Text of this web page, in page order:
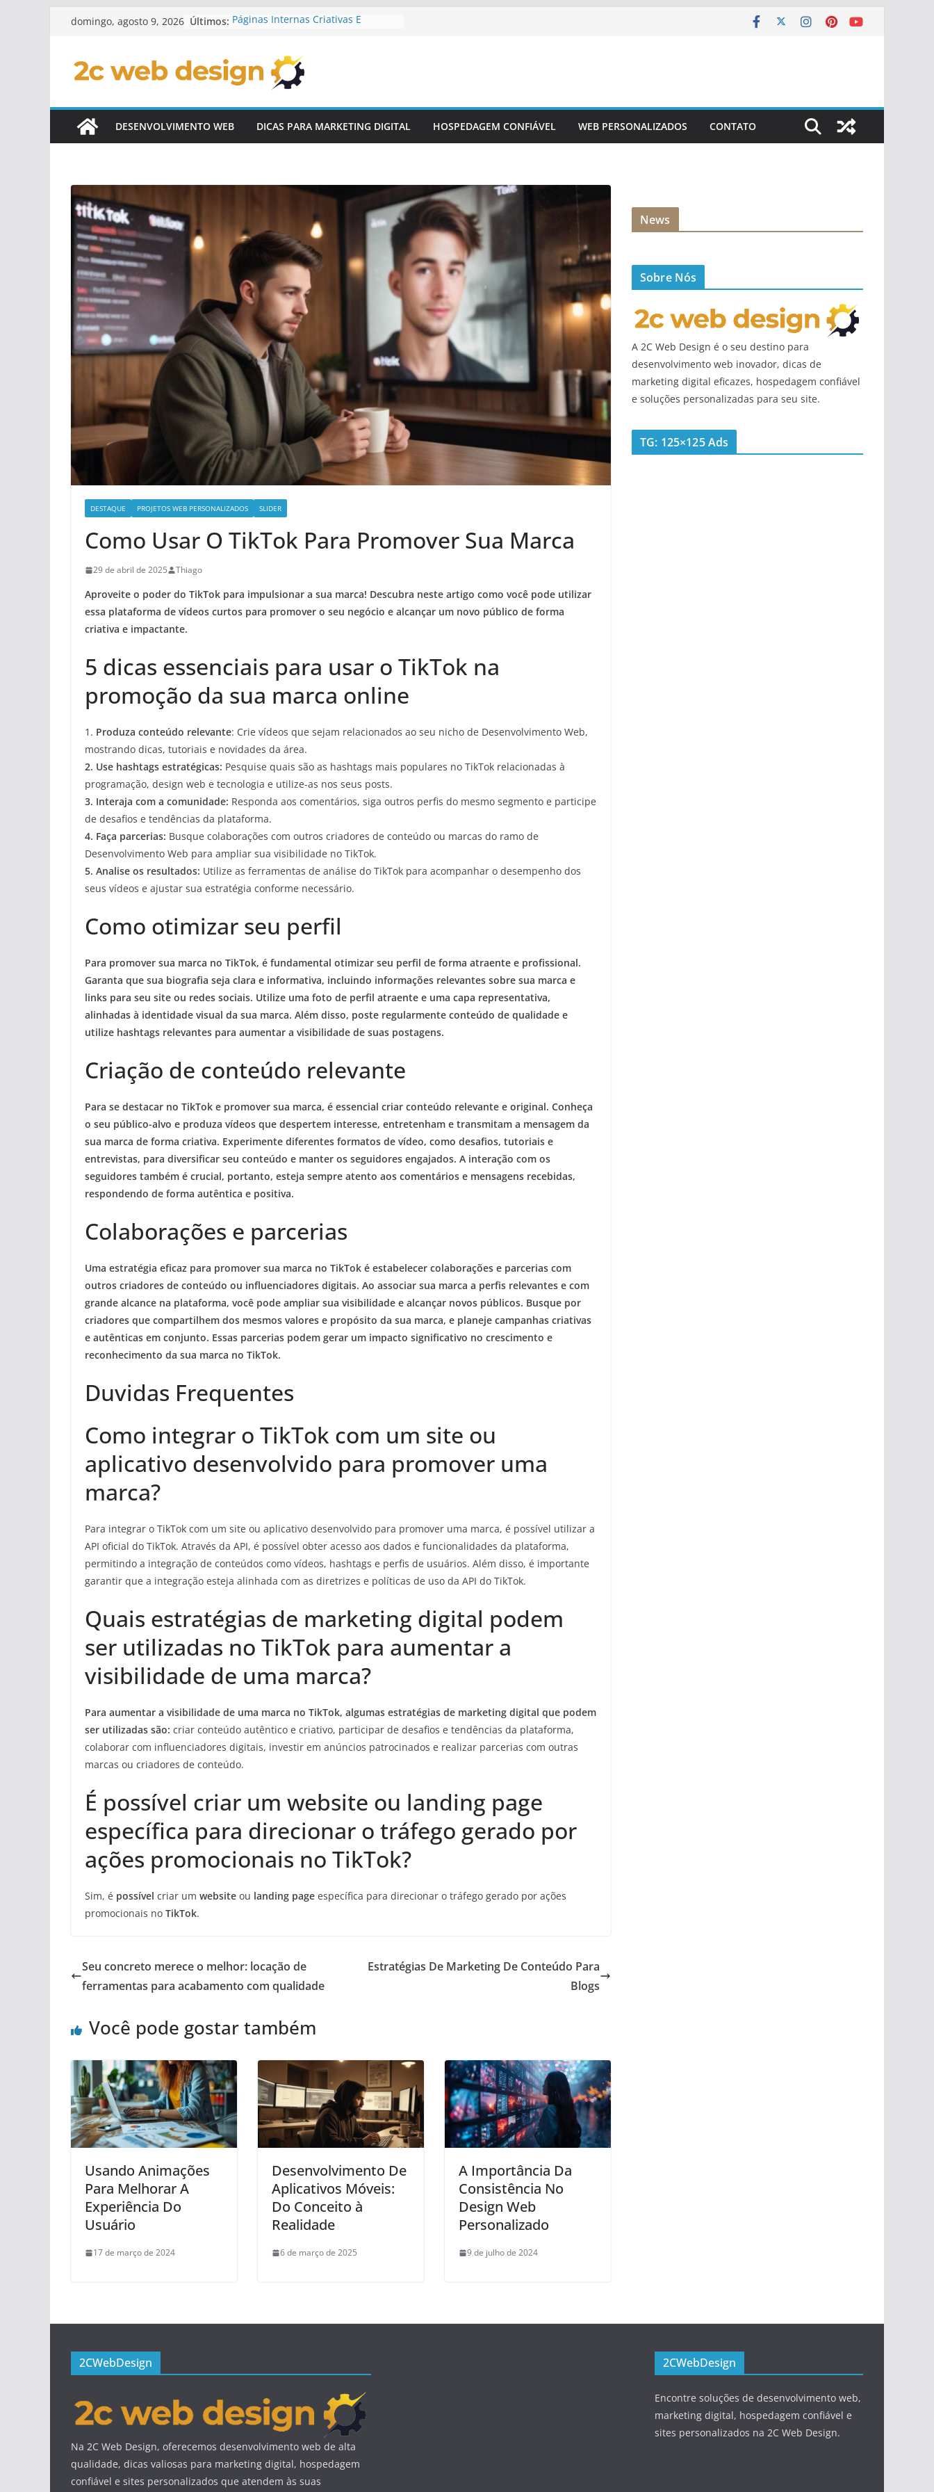
Pular
conteúdo
domingo, agosto 9, 2026 Últimos: Páginas Internas Criativas E
Personalizado
Elementos Interativos Em Design
Conteúdo Dinâmico Em Sites
Como Integrar Redes Sociais Em
Sites Customizados
DESENVOLVIMENTO WEB DICAS PARA MARKETING DIGITAL HOSPEDAGEM CONFIÁVEL WEB PERSONALIZADOS CONTATO
DESTAQUE PROJETOS WEB PERSONALIZADOS SLIDER
Como Usar O TikTok Para Promover Sua Marca
29 de abril de 2025 Thiago
Aproveite o poder do TikTok para impulsionar a sua marca! Descubra neste artigo como você pode utilizar
essa plataforma de vídeos curtos para promover o seu negócio e alcançar um novo público de forma
criativa e impactante.
5 dicas essenciais para usar o TikTok na
promoção da sua marca online
1. Produza conteúdo relevante: Crie vídeos que sejam relacionados ao seu nicho de Desenvolvimento Web,
mostrando dicas, tutoriais e novidades da área.
2. Use hashtags estratégicas: Pesquise quais são as hashtags mais populares no TikTok relacionadas à
programação, design web e tecnologia e utilize-as nos seus posts.
3. Interaja com a comunidade: Responda aos comentários, siga outros perfis do mesmo segmento e participe
de desafios e tendências da plataforma.
4. Faça parcerias: Busque colaborações com outros criadores de conteúdo ou marcas do ramo de
Desenvolvimento Web para ampliar sua visibilidade no TikTok.
5. Analise os resultados: Utilize as ferramentas de análise do TikTok para acompanhar o desempenho dos
seus vídeos e ajustar sua estratégia conforme necessário.
Como otimizar seu perfil
Para promover sua marca no TikTok, é fundamental otimizar seu perfil de forma atraente e profissional.
Garanta que sua biografia seja clara e informativa, incluindo informações relevantes sobre sua marca e
links para seu site ou redes sociais. Utilize uma foto de perfil atraente e uma capa representativa,
alinhadas à identidade visual da sua marca. Além disso, poste regularmente conteúdo de qualidade e
utilize hashtags relevantes para aumentar a visibilidade de suas postagens.
Criação de conteúdo relevante
Para se destacar no TikTok e promover sua marca, é essencial criar conteúdo relevante e original. Conheça
o seu público-alvo e produza vídeos que despertem interesse, entretenham e transmitam a mensagem da
sua marca de forma criativa. Experimente diferentes formatos de vídeo, como desafios, tutoriais e
entrevistas, para diversificar seu conteúdo e manter os seguidores engajados. A interação com os
seguidores também é crucial, portanto, esteja sempre atento aos comentários e mensagens recebidas,
respondendo de forma autêntica e positiva.
Colaborações e parcerias
Uma estratégia eficaz para promover sua marca no TikTok é estabelecer colaborações e parcerias com
outros criadores de conteúdo ou influenciadores digitais. Ao associar sua marca a perfis relevantes e com
grande alcance na plataforma, você pode ampliar sua visibilidade e alcançar novos públicos. Busque por
criadores que compartilhem dos mesmos valores e propósito da sua marca, e planeje campanhas criativas
e autênticas em conjunto. Essas parcerias podem gerar um impacto significativo no crescimento e
reconhecimento da sua marca no TikTok.
Duvidas Frequentes
Como integrar o TikTok com um site ou
aplicativo desenvolvido para promover uma
marca?
Para integrar o TikTok com um site ou aplicativo desenvolvido para promover uma marca, é possível utilizar a
API oficial do TikTok. Através da API, é possível obter acesso aos dados e funcionalidades da plataforma,
permitindo a integração de conteúdos como vídeos, hashtags e perfis de usuários. Além disso, é importante
garantir que a integração esteja alinhada com as diretrizes e políticas de uso da API do TikTok.
Quais estratégias de marketing digital podem
ser utilizadas no TikTok para aumentar a
visibilidade de uma marca?
Para aumentar a visibilidade de uma marca no TikTok, algumas estratégias de marketing digital que podem
ser utilizadas são: criar conteúdo autêntico e criativo, participar de desafios e tendências da plataforma,
colaborar com influenciadores digitais, investir em anúncios patrocinados e realizar parcerias com outras
marcas ou criadores de conteúdo.
É possível criar um website ou landing page
específica para direcionar o tráfego gerado por
ações promocionais no TikTok?
Sim, é possível criar um website ou landing page específica para direcionar o tráfego gerado por ações
promocionais no TikTok.
Seu concreto merece o melhor: locação de
ferramentas para acabamento com qualidade
Estratégias De Marketing De Conteúdo Para
Blogs
Você pode gostar também
Usando Animações
Para Melhorar A
Experiência Do
Usuário
17 de março de 2024
Desenvolvimento De
Aplicativos Móveis:
Do Conceito à
Realidade
6 de março de 2025
A Importância Da
Consistência No
Design Web
Personalizado
9 de julho de 2024
News
Sobre Nós
A 2C Web Design é o seu destino para
desenvolvimento web inovador, dicas de
marketing digital eficazes, hospedagem confiável
e soluções personalizadas para seu site.
TG: 125×125 Ads
2CWebDesign
Na 2C Web Design, oferecemos desenvolvimento web de alta
qualidade, dicas valiosas para marketing digital, hospedagem
confiável e sites personalizados que atendem às suas
2CWebDesign
Encontre soluções de desenvolvimento web,
marketing digital, hospedagem confiável e
sites personalizados na 2C Web Design.